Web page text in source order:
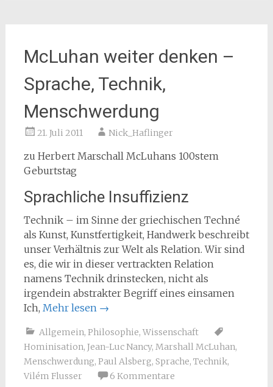
McLuhan weiter denken –
Sprache, Technik,
Menschwerdung
21. Juli 2011 Nick_Haflinger
zu Herbert Marschall McLuhans 100stem
Geburtstag
Sprachliche Insuffizienz
Technik – im Sinne der griechischen Techné
als Kunst, Kunstfertigkeit, Handwerk beschreibt
unser Verhältnis zur Welt als Relation. Wir sind
es, die wir in dieser vertrackten Relation
namens Technik drinstecken, nicht als
irgendein abstrakter Begriff eines einsamen
Ich, Mehr lesen →
Allgemein, Philosophie, Wissenschaft
Hominisation, Jean-Luc Nancy, Marshall McLuhan,
Menschwerdung, Paul Alsberg, Sprache, Technik,
Vilém Flusser
6 Kommentare